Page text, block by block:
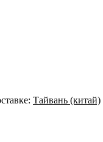
Тайвань (китай)